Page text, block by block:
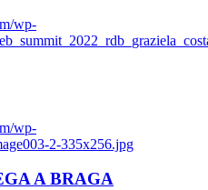
wp-
wp-
2-335x256.jpg
A BRAGA